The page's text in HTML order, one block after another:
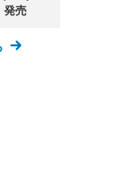
発売